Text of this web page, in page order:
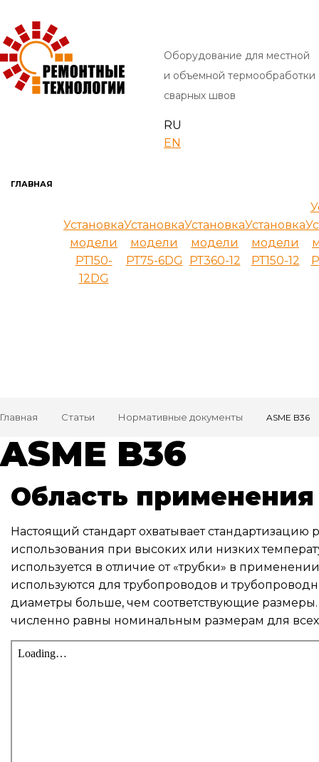
Оборудование для местной
и объемной термообработки
сварных швов
RU
EN
ГЛАВНАЯ
Установка
модели
РТ150-
12DG
Установка
модели
РТ75-6DG
Установка
модели
РТ360-12
Установка
модели
РТ150-12
Главная Статьи Нормативные документы ASME B36
ASME B36
Область применения
Настоящий стандарт охватывает
использования при высоких или низких
используется в отличие от «трубки» в
используются для трубопроводов и
диаметры больше, чем соответствующие
численно равны номинальным размерам для всех